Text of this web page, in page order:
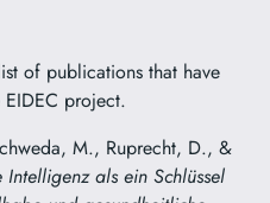
of publications that have
project.
M., Ruprecht, D., &
Intelligenz als ein Schlüssel